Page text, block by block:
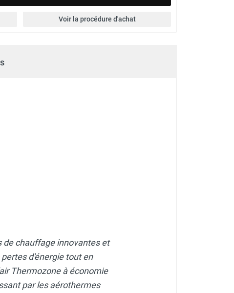
Voir la procédure d'achat
de chauffage innovantes et
d'énergie tout en
Thermozone à économie
par les aérothermes